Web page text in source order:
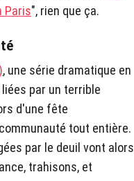
Paris", rien que ça.
, une série dramatique en
par un terrible
d'une fête
tout entière.
par le deuil vont alors
trahisons, et